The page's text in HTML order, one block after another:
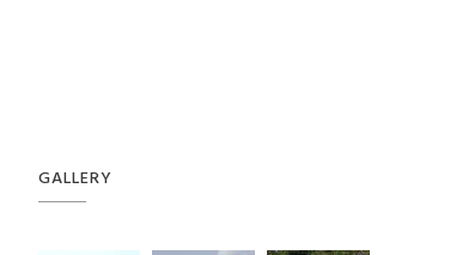
GALLERY